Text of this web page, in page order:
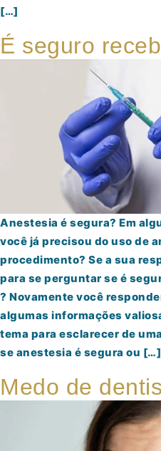
[…]
É seguro
Anestesia é segura? Em
você já precisou do uso de
procedimento? Se a sua
para se perguntar se é
? Novamente você
algumas informações
tema para esclarecer de
se anestesia é segura ou […]
Medo de